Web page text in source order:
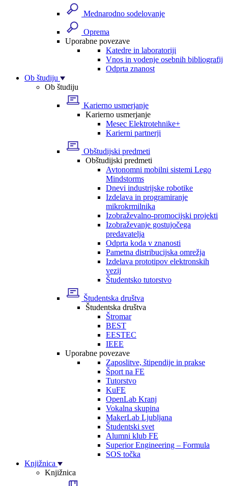
Mednarodno sodelovanje
Oprema
Uporabne povezave
Katedre in laboratoriji
Vnos in vodenje osebnih bibliografij
Odprta znanost
Ob študiju
Ob študiju
Karierno usmerjanje
Karierno usmerjanje
Mesec Elektrotehnike+
Karierni partnerji
Obštudijski predmeti
Obštudijski predmeti
Avtonomni mobilni sistemi Lego
Mindstorms
Dnevi industrijske robotike
Izdelava in programiranje
mikrokrmilnika
Izobraževalno-promocijski projekti
Izobraževanje gostujočega
predavatelja
Odprta koda v znanosti
Pametna distribucijska omrežja
Izdelava prototipov elektronskih
vezij
Študentsko tutorstvo
Študentska društva
Študentska društva
Štromar
BEST
EESTEC
IEEE
Uporabne povezave
Zaposlitve, štipendije in prakse
Šport na FE
Tutorstvo
KuFE
OpenLab Kranj
Vokalna skupina
MakerLab Ljubljana
Študentski svet
Alumni klub FE
Superior Engineering – Formula
SOS točka
Knjižnica
Knjižnica